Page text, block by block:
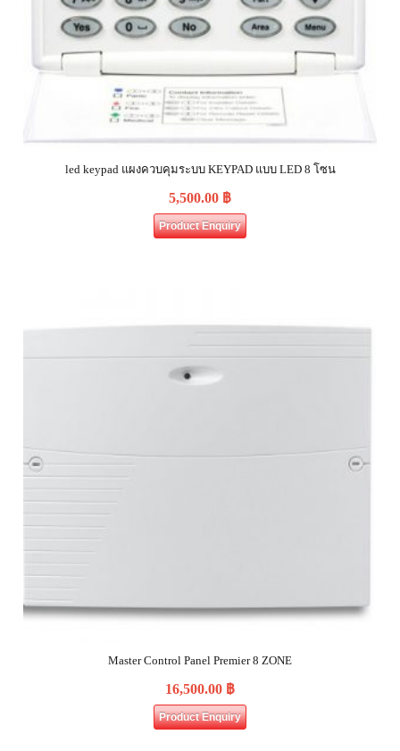
led keypad แผงควบคุมระบบ KEYPAD แบบ LED 8 โซน
5,500.00 ฿
Product Enquiry
Master Control Panel Premier 8 ZONE
16,500.00 ฿
Product Enquiry